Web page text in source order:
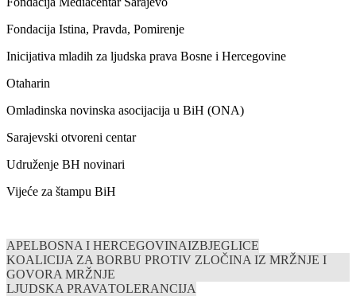
Fondacija Istina, Pravda, Pomirenje
Inicijativa mladih za ljudska prava Bosne i Hercegovine
Otaharin
Omladinska novinska asocijacija u BiH (ONA)
Sarajevski otvoreni centar
Udruženje BH novinari
Vijeće za štampu BiH
APELBOSNA I HERCEGOVINAIZBJEGLICE
KOALICIJA ZA BORBU PROTIV ZLOČINA IZ MRŽNJE I
GOVORA MRŽNJE
LJUDSKA PRAVATOLERANCIJA